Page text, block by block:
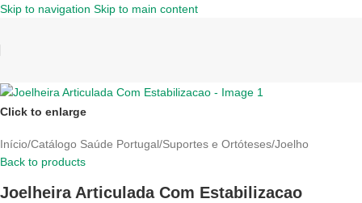
Skip to navigation Skip to main content
Click to enlarge
Início/Catálogo Saúde Portugal/Suportes e Ortóteses/Joelho
Back to products
Joelheira Articulada Com Estabilizacao